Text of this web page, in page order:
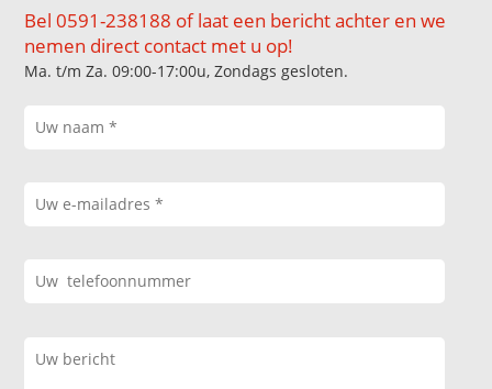
Bel 0591-238188 of laat een bericht achter en we
nemen direct contact met u op!
Ma. t/m Za. 09:00-17:00u, Zondags gesloten.